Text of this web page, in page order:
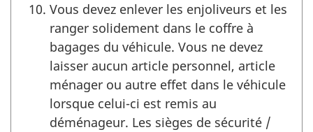
Vous devez enlever les enjoliveurs et les
ranger solidement dans le coffre à
bagages du véhicule. Vous ne devez
laisser aucun article personnel, article
ménager ou autre effet dans le véhicule
lorsque celui-ci est remis au
déménageur. Les sièges de sécurité /